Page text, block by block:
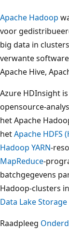
Apache Hadoop
voor
big data in
verwante
Apache Hive,
Azure HDInsight
opensource-
het Apache
hetApache HDFS
Hadoop YARN-
MapReduce-
batchgegevens
Hadoop-clusters
Data Lake Storage
Raadpleeg